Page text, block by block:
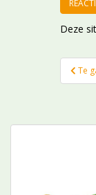
Deze
Te